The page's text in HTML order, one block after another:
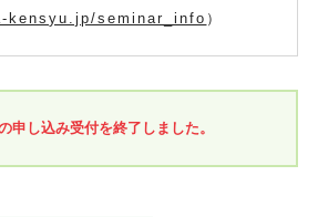
kensyu.jp/seminar_info ）
申し込み受付を終了しました。